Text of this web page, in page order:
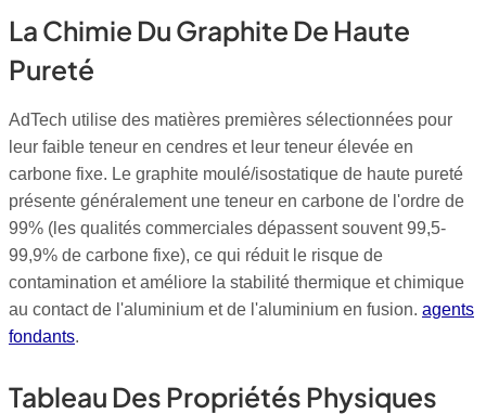
La Chimie Du Graphite De Haute
Pureté
AdTech utilise des matières premières sélectionnées pour
leur faible teneur en cendres et leur teneur élevée en
carbone fixe. Le graphite moulé/isostatique de haute pureté
présente généralement une teneur en carbone de l'ordre de
99% (les qualités commerciales dépassent souvent 99,5-
99,9% de carbone fixe), ce qui réduit le risque de
contamination et améliore la stabilité thermique et chimique
au contact de l'aluminium et de l'aluminium en fusion. agents
fondants.
Tableau Des Propriétés Physiques